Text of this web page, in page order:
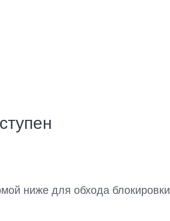
ниже для обхода блокировки